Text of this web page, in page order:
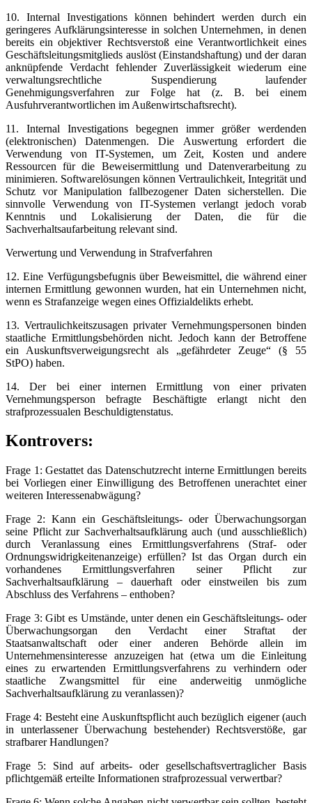
10. Internal Investigations können behindert werden durch ein
geringeres Aufklärungsinteresse in solchen Unternehmen, in denen
bereits ein objektiver Rechtsverstoß eine Verantwortlichkeit eines
Geschäftsleitungsmitglieds auslöst (Einstandshaftung) und der daran
anknüpfende Verdacht fehlender Zuverlässigkeit wiederum eine
verwaltungsrechtliche Suspendierung laufender
Genehmigungsverfahren zur Folge hat (z. B. bei einem
Ausfuhrverantwortlichen im Außenwirtschaftsrecht).
11. Internal Investigations begegnen immer größer werdenden
(elektronischen) Datenmengen. Die Auswertung erfordert die
Verwendung von IT-Systemen, um Zeit, Kosten und andere
Ressourcen für die Beweisermittlung und Datenverarbeitung zu
minimieren. Softwarelösungen können Vertraulichkeit, Integrität und
Schutz vor Manipulation fallbezogener Daten sicherstellen. Die
sinnvolle Verwendung von IT-Systemen verlangt jedoch vorab
Kenntnis und Lokalisierung der Daten, die für die
Sachverhaltsaufarbeitung relevant sind.
Verwertung und Verwendung in Strafverfahren
12. Eine Verfügungsbefugnis über Beweismittel, die während einer
internen Ermittlung gewonnen wurden, hat ein Unternehmen nicht,
wenn es Strafanzeige wegen eines Offizialdelikts erhebt.
13. Vertraulichkeitszusagen privater Vernehmungspersonen binden
staatliche Ermittlungsbehörden nicht. Jedoch kann der Betroffene
ein Auskunftsverweigungsrecht als „gefährdeter Zeuge“ (§ 55
StPO) haben.
14. Der bei einer internen Ermittlung von einer privaten
Vernehmungsperson befragte Beschäftigte erlangt nicht den
strafprozessualen Beschuldigtenstatus.
Kontrovers:
Frage 1: Gestattet das Datenschutzrecht interne Ermittlungen bereits
bei Vorliegen einer Einwilligung des Betroffenen unerachtet einer
weiteren Interessenabwägung?
Frage 2: Kann ein Geschäftsleitungs- oder Überwachungsorgan
seine Pflicht zur Sachverhaltsaufklärung auch (und ausschließlich)
durch Veranlassung eines Ermittlungsverfahrens (Straf- oder
Ordnungswidrigkeitenanzeige) erfüllen? Ist das Organ durch ein
vorhandenes Ermittlungsverfahren seiner Pflicht zur
Sachverhaltsaufklärung – dauerhaft oder einstweilen bis zum
Abschluss des Verfahrens – enthoben?
Frage 3: Gibt es Umstände, unter denen ein Geschäftsleitungs- oder
Überwachungsorgan den Verdacht einer Straftat der
Staatsanwaltschaft oder einer anderen Behörde allein im
Unternehmensinteresse anzuzeigen hat (etwa um die Einleitung
eines zu erwartenden Ermittlungsverfahrens zu verhindern oder
staatliche Zwangsmittel für eine anderweitig unmögliche
Sachverhaltsaufklärung zu veranlassen)?
Frage 4: Besteht eine Auskunftspflicht auch bezüglich eigener (auch
in unterlassener Überwachung bestehender) Rechtsverstöße, gar
strafbarer Handlungen?
Frage 5: Sind auf arbeits- oder gesellschaftsvertraglicher Basis
pflichtgemäß erteilte Informationen strafprozessual verwertbar?